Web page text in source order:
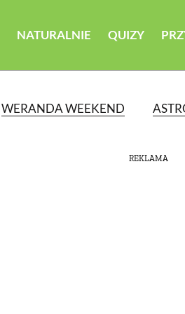
NATURALNIE QUIZY
WERANDA WEEKEND
REKLAMA